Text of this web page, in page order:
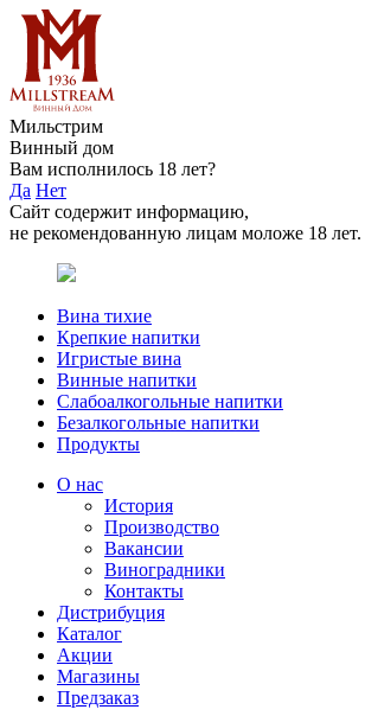
Мильстрим
Винный дом
Вам исполнилось 18 лет?
Да Нет
Сайт содержит информацию,
не рекомендованную лицам моложе 18 лет.
Вина тихие
Крепкие напитки
Игристые вина
Винные напитки
Слабоалкогольные напитки
Безалкогольные напитки
Продукты
О нас
История
Производство
Вакансии
Виноградники
Контакты
Дистрибуция
Каталог
Акции
Магазины
Предзаказ